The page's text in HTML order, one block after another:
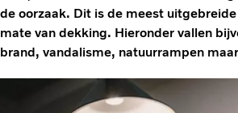
de oorzaak. Dit is de meest
mate van dekking. Hieronder vallen
brand, vandalisme, natuurrampen